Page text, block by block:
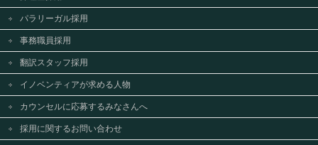
パラリーガル採用
事務職員採用
翻訳スタッフ採用
イノベンティアが求める人物
カウンセルに応募するみなさんへ
採用に関するお問い合わせ